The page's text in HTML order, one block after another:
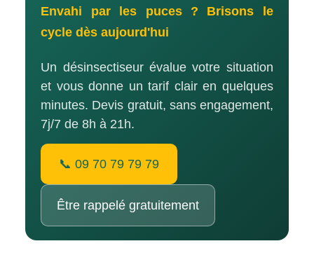
Envahi par les puces ? Brisons le
cycle dès aujourd'hui
Un désinsectiseur évalue votre situation
et vous donne un tarif clair en quelques
minutes. Devis gratuit, sans engagement,
7j/7 de 8h à 21h.
📞 09 70 79 79 79
Être rappelé gratuitement